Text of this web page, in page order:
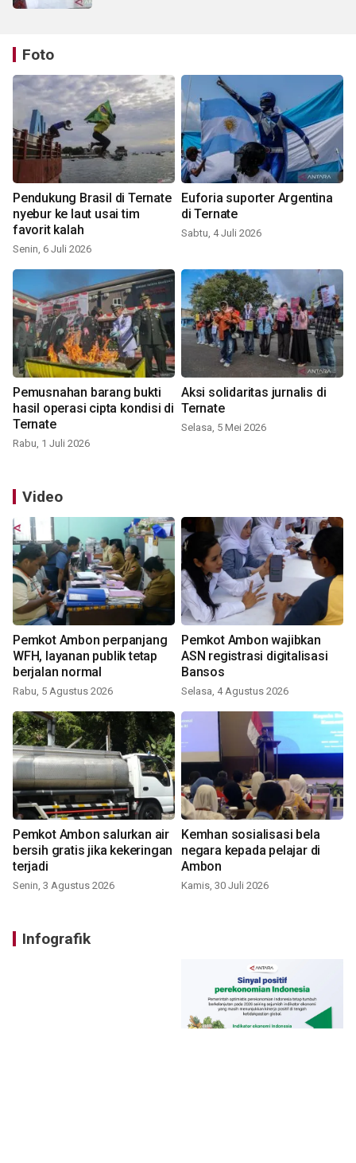
Foto
Pendukung Brasil di Ternate
nyebur ke laut usai tim
favorit kalah
Senin, 6 Juli 2026
Euforia suporter Argentina
di Ternate
Sabtu, 4 Juli 2026
Pemusnahan barang bukti
hasil operasi cipta kondisi di
Ternate
Rabu, 1 Juli 2026
Aksi solidaritas jurnalis di
Ternate
Selasa, 5 Mei 2026
Video
Pemkot Ambon perpanjang
WFH, layanan publik tetap
berjalan normal
Rabu, 5 Agustus 2026
Pemkot Ambon wajibkan
ASN registrasi digitalisasi
Bansos
Selasa, 4 Agustus 2026
Pemkot Ambon salurkan air
bersih gratis jika kekeringan
terjadi
Senin, 3 Agustus 2026
Kemhan sosialisasi bela
negara kepada pelajar di
Ambon
Kamis, 30 Juli 2026
Infografik